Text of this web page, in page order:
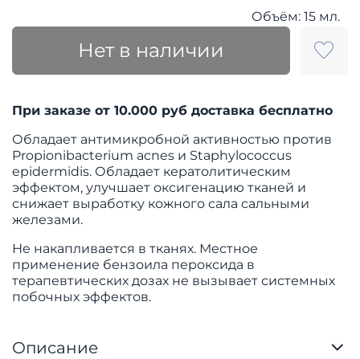
Объём: 15 мл.
Нет в наличии
При заказе от 10.000 руб доставка бесплатно
Обладает антимикробной активностью против
Propionibacterium acnes и Staphylococcus
epidermidis. Обладает кератолитическим
эффектом, улучшает оксигенацию тканей и
снижает выработку кожного сала сальными
железами.
Не накапливается в тканях. Местное
применение бензоила пероксида в
терапевтических дозах не вызывает системных
побочных эффектов.
Описание